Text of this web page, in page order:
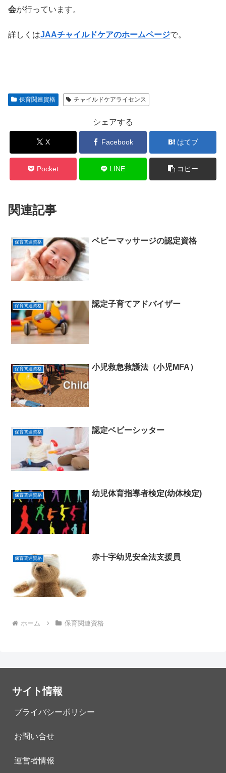
会が行っています。
詳しくはJAAチャイルドケアのホームページで。
保育関連資格 チャイルドケアライセンス
シェアする
X Facebook はてブ
Pocket LINE コピー
関連記事
保育関連資格 ベビーマッサージの認定資格
保育関連資格 認定子育てアドバイザー
保育関連資格 小児救急救護法（小児MFA）
保育関連資格 認定ベビーシッター
保育関連資格 幼児体育指導者検定(幼体検定)
保育関連資格 赤十字幼児安全法支援員
ホーム 保育関連資格
サイト情報
プライバシーポリシー
お問い合せ
運営者情報